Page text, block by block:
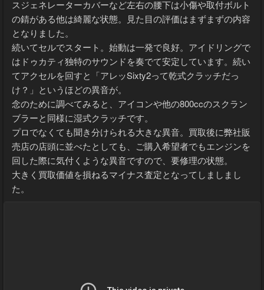
スジェネレーターカバーなど左右の腰下は小傷や取付ボルト
の錆がある他は綺麗な状態。見た目の評価はまずまずの内容
となりました。
続いてセルでスタート。始動は一発で良好。アイドリングで
はドゥカティ独特のサウンドを奏でて安定しています。続い
てアクセルを回すと「アレッSixty2って乾式クラッチだっ
け？」というほどの異音が。
念のために調べてみると、アイコンや他の800ccのスクラン
ブラーと同様に湿式クラッチです。
プロでなくても聞き分けられる大きな異音。買取後に弊社販
売店の店頭に並べたとしても、ご購入希望者でもエンジンを
回した際に気付くような異音ですので、要修理の状態。
大きく買取価値を損ねるマイナス査定となってしましまし
た。